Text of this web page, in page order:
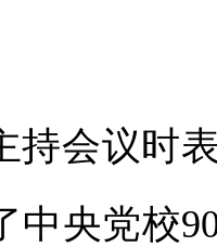
持会议时
中央党校